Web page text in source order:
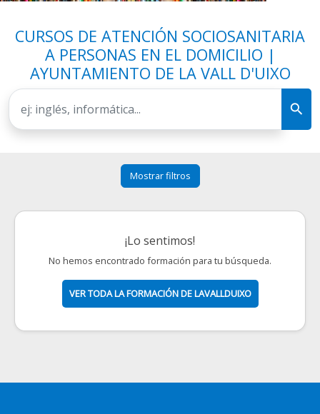
CURSOS DE ATENCIÓN SOCIOSANITARIA
A PERSONAS EN EL DOMICILIO |
AYUNTAMIENTO DE LA VALL D'UIXO
Mostrar filtros
¡Lo sentimos!
No hemos encontrado formación para tu búsqueda.
VER TODA LA FORMACIÓN DE LAVALLDUIXO